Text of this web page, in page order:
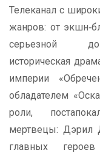
Телеканал с
жанров: от
серьезной
историческая
империи
обладателем
роли,
мертвецы: Дэрил
главных